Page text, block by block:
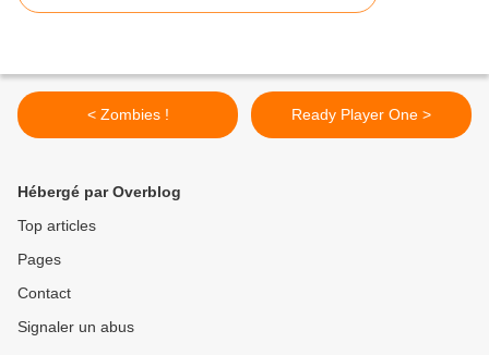
< Zombies ! Ready Player One >
Hébergé par Overblog
Top articles
Pages
Contact
Signaler un abus